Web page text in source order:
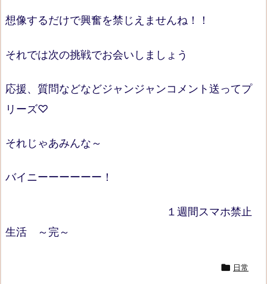
想像するだけで興奮を禁じえませんね！！
それでは次の挑戦でお会いしましょう
応援、質問などなどジャンジャンコメント送ってプ
リーズ♡
それじゃあみんな～
バイニーーーーーー！
１週間スマホ禁止
生活 ～完～
 日常